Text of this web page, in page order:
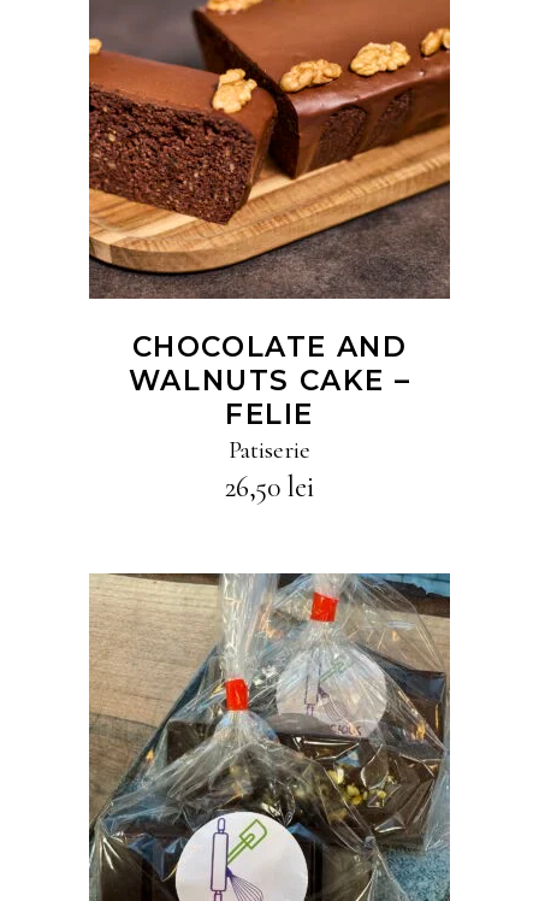
CITEȘTE MAI MULT
CHOCOLATE AND
WALNUTS CAKE –
FELIE
Patiserie
26,50 lei
CITEȘTE MAI MULT